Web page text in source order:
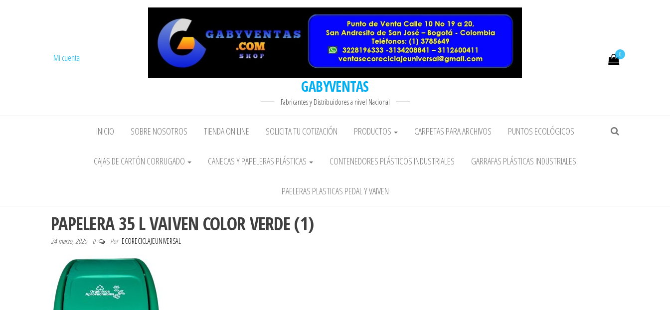
GABYVENTAS
Fabricantes y Distribuidores a nivel Nacional
0
Mi cuenta
INICIO SOBRE NOSOTROS TIENDA ON LINE SOLICITA TU COTIZACIÓN PRODUCTOS CARPETAS PARA ARCHIVOS PUNTOS ECOLÓGICOS
CAJAS DE CARTÓN CORRUGADO CANECAS Y PAPELERAS PLÁSTICAS CONTENEDORES PLÁSTICOS INDUSTRIALES GARRAFAS PLÁSTICAS INDUSTRIALES
PAELERAS PLASTICAS PEDAL Y VAIVEN
PAPELERA 35 L VAIVEN COLOR VERDE (1)
24 marzo, 2025 0 Por ECORECICLAJEUNIVERSAL